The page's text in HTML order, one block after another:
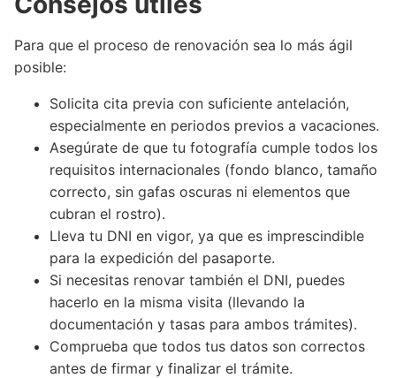
Para que el proceso de renovación sea lo más ágil
posible:
Solicita cita previa con suficiente antelación,
especialmente en periodos previos a vacaciones.
Asegúrate de que tu fotografía cumple todos los
requisitos internacionales (fondo blanco, tamaño
correcto, sin gafas oscuras ni elementos que
cubran el rostro).
Lleva tu DNI en vigor, ya que es imprescindible
para la expedición del pasaporte.
Si necesitas renovar también el DNI, puedes
hacerlo en la misma visita (llevando la
documentación y tasas para ambos trámites).
Comprueba que todos tus datos son correctos
antes de firmar y finalizar el trámite.